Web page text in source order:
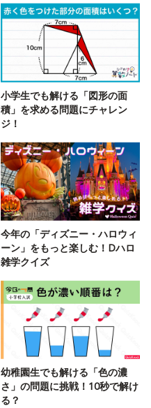
小学生でも解ける「図形の面
積」を求める問題にチャレン
ジ！
今年の「ディズニー・ハロウィ
ーン」をもっと楽しむ！Dハロ
雑学クイズ
幼稚園生でも解ける「色の濃
さ」の問題に挑戦！10秒で解け
る？